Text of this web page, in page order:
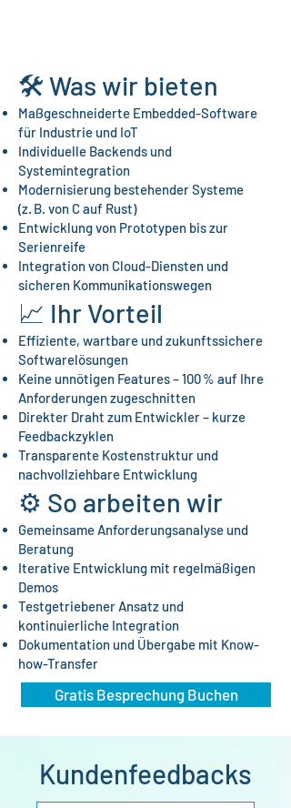
🛠 Was wir bieten
Maßgeschneiderte Embedded-Software
für Industrie und IoT
Individuelle Backends und
Systemintegration
Modernisierung bestehender Systeme
(z. B. von C auf Rust)
Entwicklung von Prototypen bis zur
Serienreife
Integration von Cloud-Diensten und
sicheren Kommunikationswegen
📈 Ihr Vorteil
Effiziente, wartbare und zukunftssichere
Softwarelösungen
Keine unnötigen Features – 100 % auf Ihre
Anforderungen zugeschnitten
Direkter Draht zum Entwickler – kurze
Feedbackzyklen
Transparente Kostenstruktur und
nachvollziehbare Entwicklung
⚙️ So arbeiten wir
Gemeinsame Anforderungsanalyse und
Beratung
Iterative Entwicklung mit regelmäßigen
Demos
Testgetriebener Ansatz und
kontinuierliche Integration
Dokumentation und Übergabe mit Know-
how-Transfer
Gratis Besprechung Buchen
Kundenfeedbacks